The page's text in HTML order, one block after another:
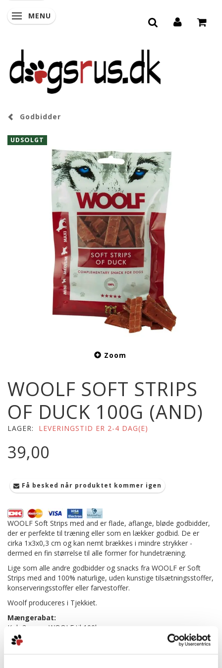
SKIFTE NAVIGATION
MENU
Godbidder
UDSOLGT
Zoom
WOOLF SOFT STRIPS
OF DUCK 100G (AND)
LAGER: LEVERINGSTID ER 2-4 DAG(E)
39,00
Få besked når produktet kommer igen
WOOLF Soft Strips med and er flade, aflange, bløde godbidder,
der er perfekte til træning eller som en lækker godbid. De er
cirka 1x3x0,3 cm og kan nemt brækkes i mindre strykker -
dermed en fin størrelse til alle former for hundetræning.
Lige som alle andre godbidder og snacks fra WOOLF er Soft
Strips med and 100% naturlige, uden kunstige tilsætningsstoffer,
konserveringsstoffer eller farvestoffer.
Woolf produceres i Tjekkiet.
Mængerabat:
Køb 3 poser WOOLF til 100kr
Mere information